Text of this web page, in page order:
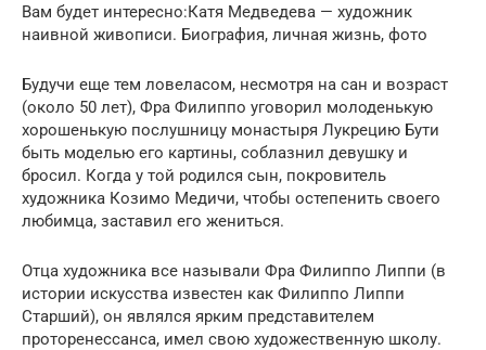
Вам будет интересно:Катя Медведева — художник
наивной живописи. Биография, личная жизнь, фото
Будучи еще тем ловеласом, несмотря на сан и возраст
(около 50 лет), Фра Филиппо уговорил молоденькую
хорошенькую послушницу монастыря Лукрецию Бути
быть моделью его картины, соблазнил девушку и
бросил. Когда у той родился сын, покровитель
художника Козимо Медичи, чтобы остепенить своего
любимца, заставил его жениться.
Отца художника все называли Фра Филиппо Липпи (в
истории искусства известен как Филиппо Липпи
Старший), он являлся ярким представителем
проторенессанса, имел свою художественную школу.